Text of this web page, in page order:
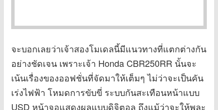
จะบอกเลยว่าเจ้าสองโมเดลนี้มีแนวทางที่แตกต่างกัน
อย่างชัดเจน เพราะเจ้า Honda CBR250RR นั้นจะ
เน้นเรื่องของออฟชั่นที่จัดมาให้เต็มๆ ไม่ว่าจะเป็นคัน
เร่งไฟฟ้า โหมดการขับขี่ ระบบกันสะเทือนหน้าแบบ
USD หน้าจอแสดงผลแบบดิจิตอล ถึงแม้ว่าจะให้พละ